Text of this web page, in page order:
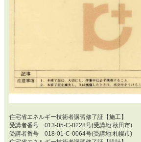
住宅省エネルギー技術者講習修了証【施工】
受講者番号 013-05-C-0228号(受講地:秋田市)
受講者番号 018-01-C-0064号(受講地:札幌市)